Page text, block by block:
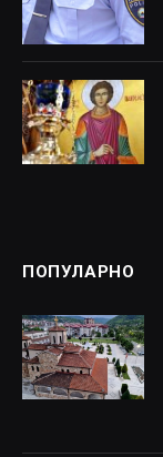
ПОПУЛАРНО